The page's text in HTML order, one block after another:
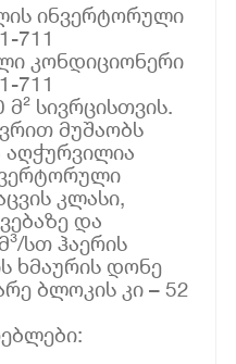
ინვერტორული
711
კონდიციონერი
711
სივრცისთვის.
მუშაობს
აღჭურვილია
კლასი,
და
სთ ჰაერის
ხმაურის დონე
ბლოკის კი – 52